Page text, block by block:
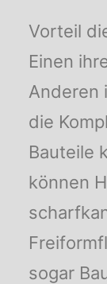
Vorteil
Einen
Anderen
die
Bauteile
können
sogar